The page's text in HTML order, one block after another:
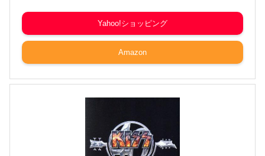
Yahoo!ショッピング
Amazon